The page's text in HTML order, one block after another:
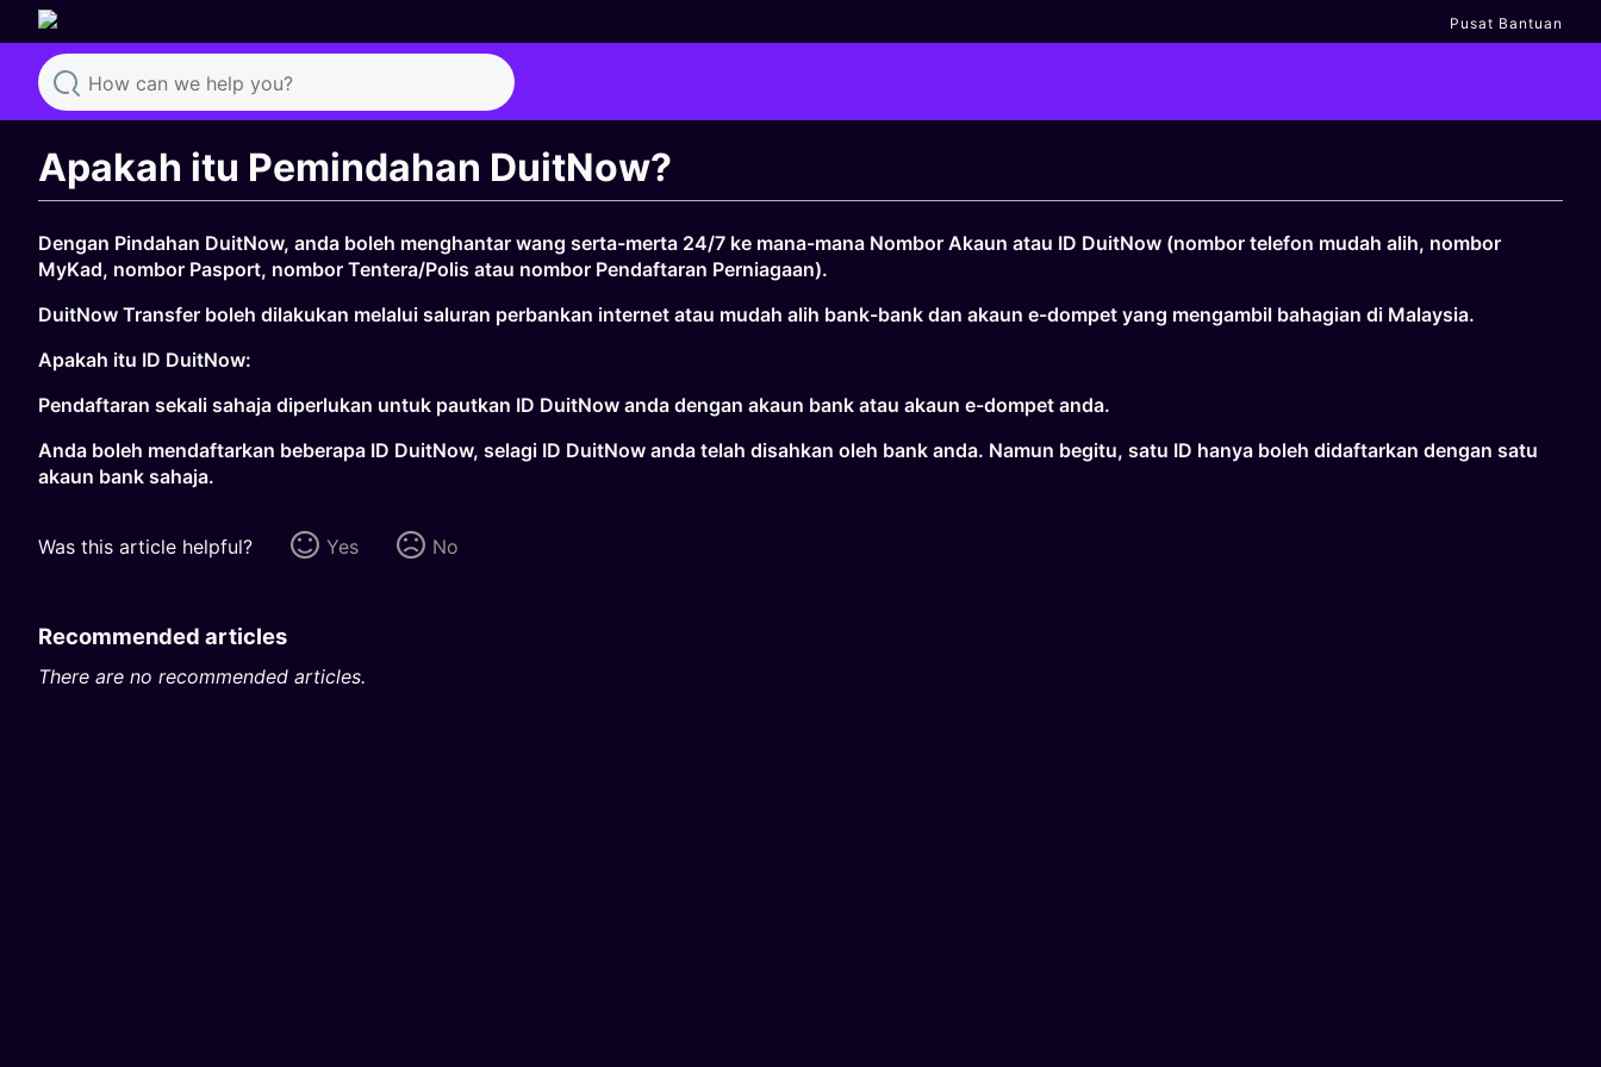
Pusat Bantuan
Search
Apakah itu Pemindahan DuitNow?
Dengan Pindahan DuitNow, anda boleh menghantar wang serta-merta 24/7 ke mana-mana Nombor Akaun atau ID DuitNow (nombor telefon mudah alih, nombor
MyKad, nombor Pasport, nombor Tentera/Polis atau nombor Pendaftaran Perniagaan).
DuitNow Transfer boleh dilakukan melalui saluran perbankan internet atau mudah alih bank-bank dan akaun e-dompet yang mengambil bahagian di Malaysia.
Apakah itu ID DuitNow:
Pendaftaran sekali sahaja diperlukan untuk pautkan ID DuitNow anda dengan akaun bank atau akaun e-dompet anda.
Anda boleh mendaftarkan beberapa ID DuitNow, selagi ID DuitNow anda telah disahkan oleh bank anda. Namun begitu, satu ID hanya boleh didaftarkan dengan satu
akaun bank sahaja.
Was this article helpful? Yes No
Recommended articles
There are no recommended articles.